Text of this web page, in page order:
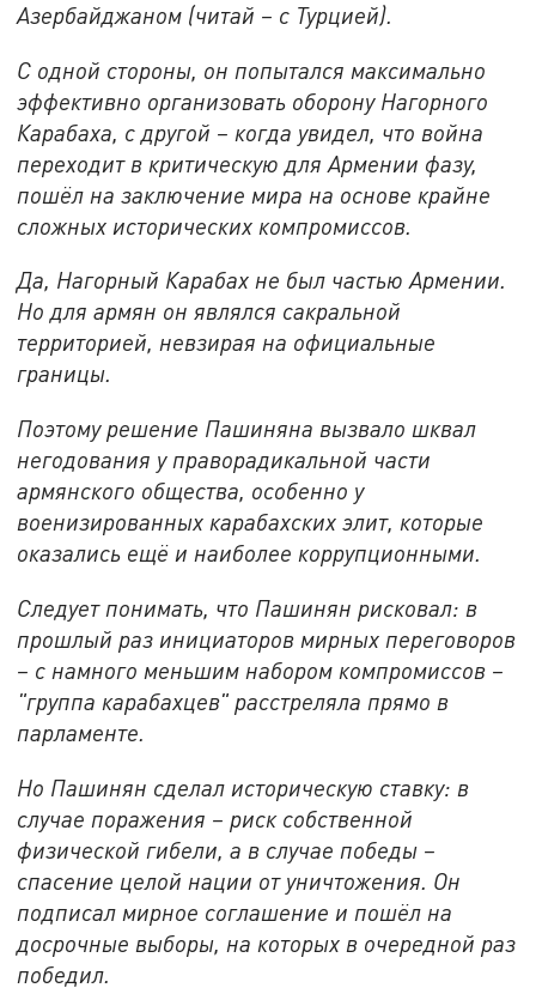
Азербайджаном (читай – с Турцией).
С одной стороны, он попытался максимально
эффективно организовать оборону Нагорного
Карабаха, с другой – когда увидел, что война
переходит в критическую для Армении фазу,
пошёл на заключение мира на основе крайне
сложных исторических компромиссов.
Да, Нагорный Карабах не был частью Армении.
Но для армян он являлся сакральной
территорией, невзирая на официальные
границы.
Поэтому решение Пашиняна вызвало шквал
негодования у праворадикальной части
армянского общества, особенно у
военизированных карабахских элит, которые
оказались ещё и наиболее коррупционными.
Следует понимать, что Пашинян рисковал: в
прошлый раз инициаторов мирных переговоров
– с намного меньшим набором компромиссов –
"группа карабахцев" расстреляла прямо в
парламенте.
Но Пашинян сделал историческую ставку: в
случае поражения – риск собственной
физической гибели, а в случае победы –
спасение целой нации от уничтожения. Он
подписал мирное соглашение и пошёл на
досрочные выборы, на которых в очередной раз
победил.